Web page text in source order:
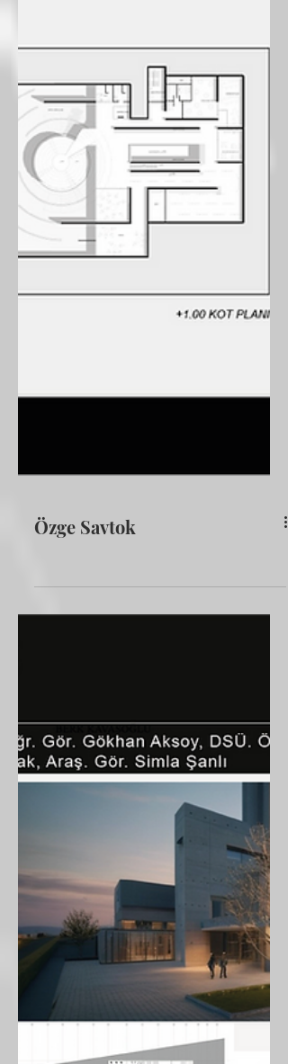
Özge Savtok